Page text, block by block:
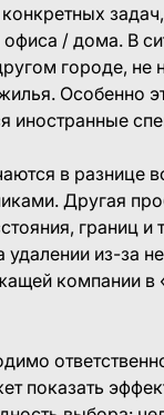
/ дома. В
городе, не
Особенно
иностранные
в разнице
Другая
границ и
удалении из-за
компании
показать